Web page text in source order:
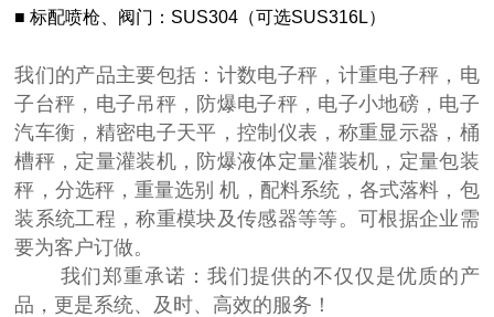
■ 标配喷枪、阀门：SUS304（可选SUS316L）
我们的产品主要包括：计数电子秤，计重电子秤，电
子台秤，电子吊秤，防爆电子秤，电子小地磅，电子
汽车衡，精密电子天平，控制仪表，称重显示器，桶
槽秤，定量灌装机，防爆液体定量灌装机，定量包装
秤，分选秤，重量选别 机，配料系统，各式落料，包
装系统工程，称重模块及传感器等等。可根据企业需
要为客户订做。
我们郑重承诺：我们提供的不仅仅是优质的产
品，更是系统、及时、高效的服务！